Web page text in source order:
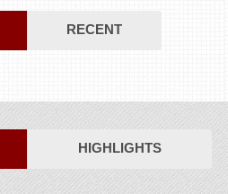
RECENT
HIGHLIGHTS